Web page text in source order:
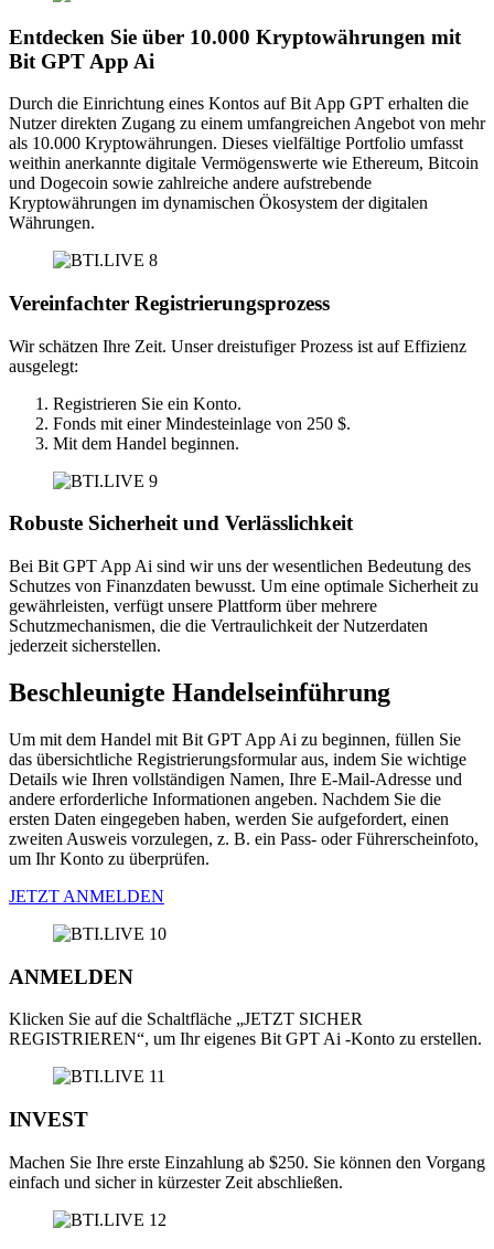
Entdecken Sie über 10.000 Kryptowährungen mit
Bit GPT App Ai
Durch die Einrichtung eines Kontos auf Bit App GPT erhalten die
Nutzer direkten Zugang zu einem umfangreichen Angebot von mehr
als 10.000 Kryptowährungen. Dieses vielfältige Portfolio umfasst
weithin anerkannte digitale Vermögenswerte wie Ethereum, Bitcoin
und Dogecoin sowie zahlreiche andere aufstrebende
Kryptowährungen im dynamischen Ökosystem der digitalen
Währungen.
Vereinfachter Registrierungsprozess
Wir schätzen Ihre Zeit. Unser dreistufiger Prozess ist auf Effizienz
ausgelegt:
Registrieren Sie ein Konto.
Fonds mit einer Mindesteinlage von 250 $.
Mit dem Handel beginnen.
Robuste Sicherheit und Verlässlichkeit
Bei Bit GPT App Ai sind wir uns der wesentlichen Bedeutung des
Schutzes von Finanzdaten bewusst. Um eine optimale Sicherheit zu
gewährleisten, verfügt unsere Plattform über mehrere
Schutzmechanismen, die die Vertraulichkeit der Nutzerdaten
jederzeit sicherstellen.
Beschleunigte Handelseinführung
Um mit dem Handel mit Bit GPT App Ai zu beginnen, füllen Sie
das übersichtliche Registrierungsformular aus, indem Sie wichtige
Details wie Ihren vollständigen Namen, Ihre E-Mail-Adresse und
andere erforderliche Informationen angeben. Nachdem Sie die
ersten Daten eingegeben haben, werden Sie aufgefordert, einen
zweiten Ausweis vorzulegen, z. B. ein Pass- oder Führerscheinfoto,
um Ihr Konto zu überprüfen.
JETZT ANMELDEN
ANMELDEN
Klicken Sie auf die Schaltfläche „JETZT SICHER
REGISTRIEREN“, um Ihr eigenes Bit GPT Ai -Konto zu erstellen.
INVEST
Machen Sie Ihre erste Einzahlung ab $250. Sie können den Vorgang
einfach und sicher in kürzester Zeit abschließen.